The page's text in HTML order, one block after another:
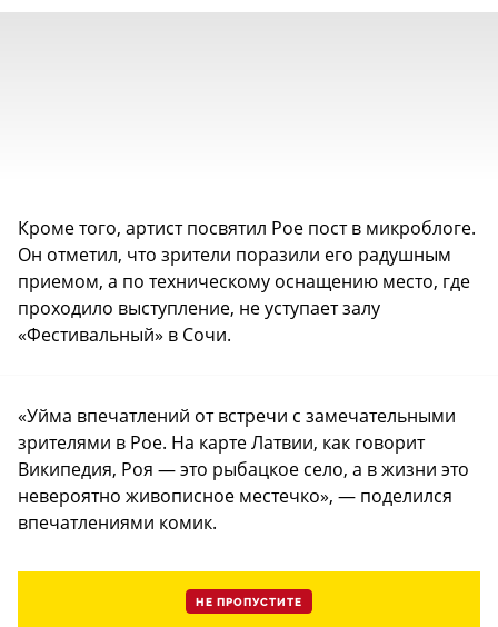
Кроме того, артист посвятил Рое пост в микроблоге.
Он отметил, что зрители поразили его радушным
приемом, а по техническому оснащению место, где
проходило выступление, не уступает залу
«Фестивальный» в Сочи.
«Уйма впечатлений от встречи с замечательными
зрителями в Рое. На карте Латвии, как говорит
Википедия, Роя — это рыбацкое село, а в жизни это
невероятно живописное местечко», — поделился
впечатлениями комик.
НЕ ПРОПУСТИТЕ